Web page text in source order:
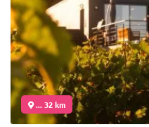
... 32 km